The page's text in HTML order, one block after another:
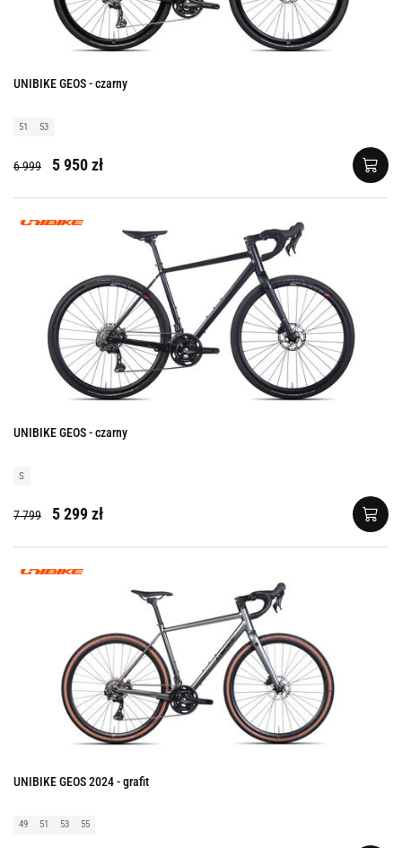
UNIBIKE GEOS - czarny
51 53
6 999 5 950 zł
UNIBIKE GEOS - czarny
S
7 799 5 299 zł
UNIBIKE GEOS 2024 - grafit
49 51 53 55